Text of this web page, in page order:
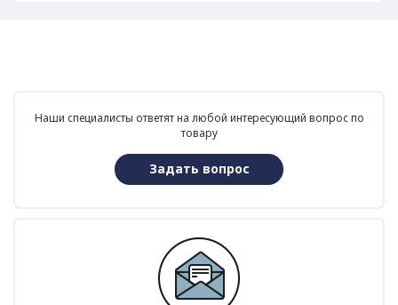
Наши специалисты ответят на любой интересующий вопрос по
товару
Задать вопрос